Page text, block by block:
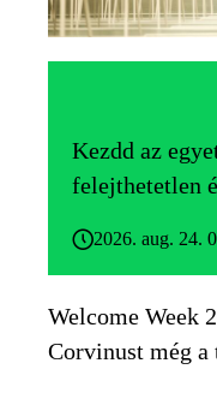
Kezdd az
felejthetetlen
2026. aug. 24.
Welcome Week
Corvinust még a